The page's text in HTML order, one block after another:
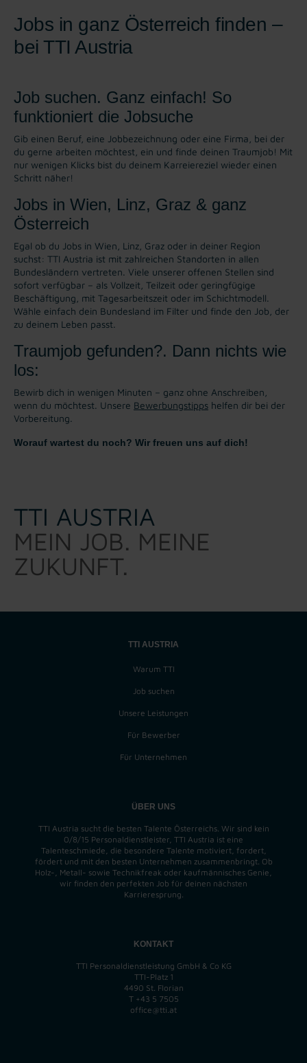
Jobs in ganz Österreich finden –
bei TTI Austria
Job suchen. Ganz einfach! So
funktioniert die Jobsuche
Gib einen Beruf, eine Jobbezeichnung oder eine Firma, bei der
du gerne arbeiten möchtest, ein und finde deinen Traumjob! Mit
nur wenigen Klicks bist du deinem Karreiereziel wieder einen
Schritt näher!
Jobs in Wien, Linz, Graz & ganz
Österreich
Egal ob du Jobs in Wien, Linz, Graz oder in deiner Region
suchst: TTI Austria ist mit zahlreichen Standorten in allen
Bundesländern vertreten. Viele unserer offenen Stellen sind
sofort verfügbar – als Vollzeit, Teilzeit oder geringfügige
Beschäftigung, mit Tagesarbeitszeit oder im Schichtmodell.
Wähle einfach dein Bundesland im Filter und finde den Job, der
zu deinem Leben passt.
Traumjob gefunden?. Dann nichts wie
los:
Bewirb dich in wenigen Minuten – ganz ohne Anschreiben,
wenn du möchtest. Unsere Bewerbungstipps helfen dir bei der
Vorbereitung.
Worauf wartest du noch? Wir freuen uns auf dich!
TTI AUSTRIA
MEIN JOB. MEINE
ZUKUNFT.
TTI AUSTRIA
Warum TTI
Job suchen
Unsere Leistungen
Für Bewerber
Für Unternehmen
ÜBER UNS
TTI Austria sucht die besten Talente Österreichs. Wir sind kein
0/8/15 Personaldienstleister, TTI Austria ist eine
Talenteschmiede, die besondere Talente motiviert, fordert,
fördert und mit den besten Unternehmen zusammenbringt. Ob
Holz-, Metall- sowie Technikfreak oder kaufmännisches Genie,
wir finden den perfekten Job für deinen nächsten
Karrieresprung.
KONTAKT
TTI Personaldienstleistung GmbH & Co KG
TTI-Platz 1
4490 St. Florian
T +43 5 7505
office@tti.at